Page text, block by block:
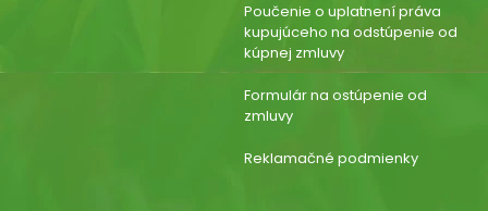
Poučenie o uplatnení práva
kupujúceho na odstúpenie od
kúpnej zmluvy
Formulár na ostúpenie od
zmluvy
Reklamačné podmienky